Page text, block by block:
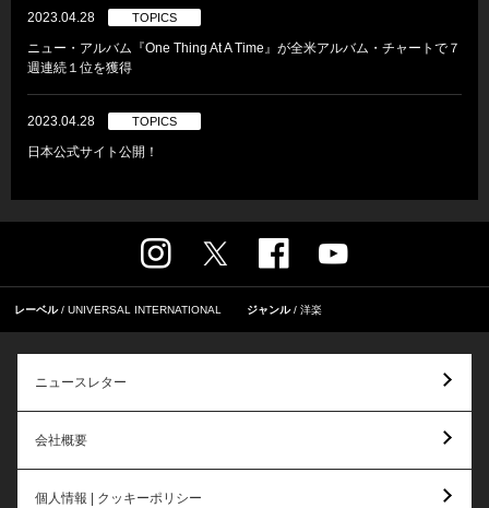
2023.04.28 TOPICS
ニュー・アルバム『One Thing At A Time』が全米アルバム・チャートで７
週連続１位を獲得
2023.04.28 TOPICS
日本公式サイト公開！
レーベル UNIVERSAL INTERNATIONAL ジャンル 洋楽
ニュースレター
会社概要
個人情報 | クッキーポリシー